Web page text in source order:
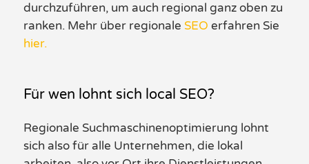
durchzuführen, um auch regional ganz oben zu
ranken. Mehr über regionale SEO erfahren Sie
hier.
Für wen lohnt sich local SEO?
Regionale Suchmaschinenoptimierung lohnt
sich also für alle Unternehmen, die lokal